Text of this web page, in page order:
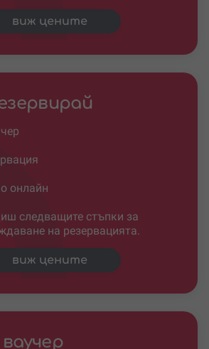
виж цените
онлайн
следващите стъпки за
на резервацията.
виж цените